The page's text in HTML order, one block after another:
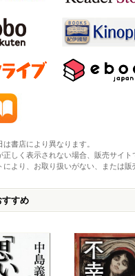
書店により異なります。
しく表示されない場合、販売サイト
より、お取り扱いがない、または販
すすめ